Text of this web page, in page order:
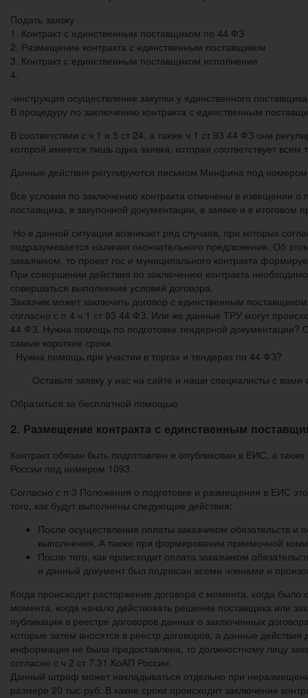
Подать заявку
1. Контракт с единственным поставщиком по 44 ФЗ
2. Размещение контракта с единственным поставщиком
3. Контракт с единственным поставщиком исполнение
4.
-инструкция осуществление закупки у единственного поставщика
В процедуру по заключению контракта с единственным
В соответствии с ч 1 и 5 ст 24, а также ч 1 ст 93 44 ФЗ они
которой имеется лишь одна заявка, которая соответствует
Данные действия регулируются письмом Минфина под
Все условия по заключению контракта отмечены в извещении о
поставщика, в закупочной документации, в заявке и в
Но в данной ситуации возникает ряд случаев, при которых
подразумевается наличия окончательного предложения. Об
заказчиком, то проект гос и муниципального контракта
При совершении действия по заключению контракта
совершаться выполнение условий договора.
Заказчик может заключить договор с единственным
согласно с п 4 ч 1 ст 93 44 ФЗ. Или же данные ТРУ могут
44 ФЗ. Нужна помощь по подготовке тендерной
самые короткие сроки.
Нужна помощь при участии в торгах и тендерах по 44 ФЗ?
Оставьте заявку у нас на сайте и наши специалисты с вами
Обратиться за бесплатной помощью
2. Размещение контракта с единственным
Контракт обязан быть подготовлен и опубликован в ЕИС, а
России под номером 1093.
Согласно с п 3 Положения о подготовке и размещения в ЕИС
того, как будут выполнены следующие действия:
После осуществления оплаты заказчиком обязательств
выполнения. А также при формировании приемочной
После того, как происходит оплата заказчиком
и данный документ был подписан всеми членами и
Когда происходит расторжение договора с момента, когда
момента, когда начало действовать решение поставщика или
публикации в реестре договоров данных о заключенных
которые затем вносятся в реестр договоров, а данные
информация не была предоставлена, то должностному лицу
согласно с ч 2 ст 7.31 КоАП России.
Данный штраф может накладываться отдельно при
размере 20 тыс руб. В какие сроки происходит заключение